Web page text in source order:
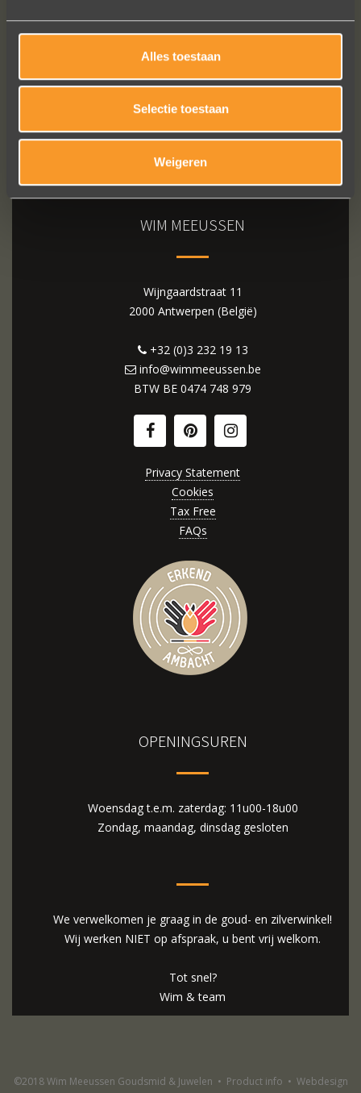
Alles toestaan
Selectie toestaan
Weigeren
WIM MEEUSSEN
Wijngaardstraat 11
2000 Antwerpen (België)
+32 (0)3 232 19 13
info@wimmeeussen.be
BTW BE 0474 748 979
Privacy Statement
Cookies
Tax Free
FAQs
OPENINGSUREN
Woensdag t.e.m. zaterdag: 11u00-18u00
Zondag, maandag, dinsdag gesloten
We verwelkomen je graag in de goud- en zilverwinkel!
Wij werken NIET op afspraak, u bent vrij welkom.
Tot snel?
Wim & team
©2018 Wim Meeussen Goudsmid & Juwelen • Product info • Webdesign